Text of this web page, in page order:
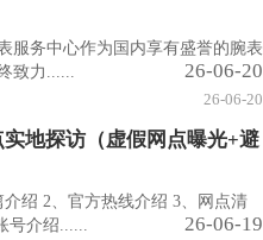
服务中心作为国内享有盛誉的腕表
致力......
26-06-20
26-06-20
地探访（虚假网点曝光+避
绍 2、官方热线介绍 3、网点清
号介绍......
26-06-19